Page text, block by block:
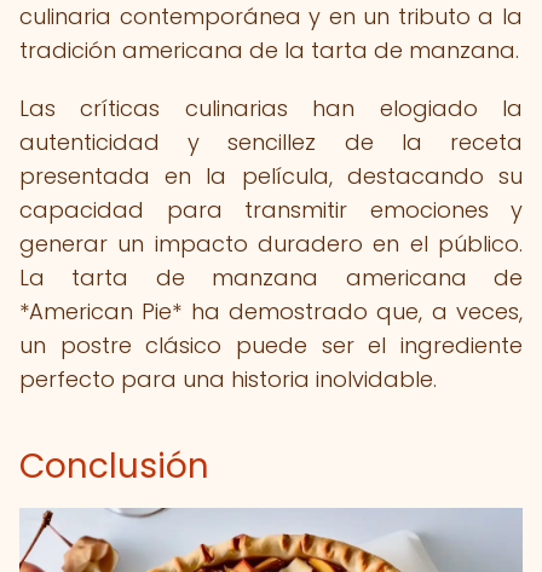
culinaria contemporánea y en un tributo a la
tradición americana de la tarta de manzana.
Las críticas culinarias han elogiado la
autenticidad y sencillez de la receta
presentada en la película, destacando su
capacidad para transmitir emociones y
generar un impacto duradero en el público.
La tarta de manzana americana de
*American Pie* ha demostrado que, a veces,
un postre clásico puede ser el ingrediente
perfecto para una historia inolvidable.
Conclusión